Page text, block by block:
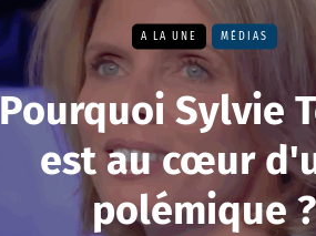
A LA UNE MÉDIAS
Pourquoi Sylvie
est au cœur
polémique ?